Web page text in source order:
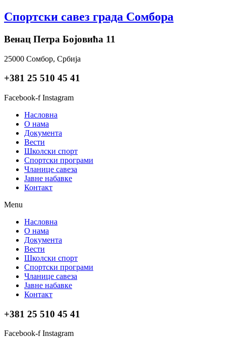
Skip
to
Спортски савез града Сомбора
Венац Петра Бојовића 11
25000 Сомбор, Србија
+381 25 510 45 41
Facebook-f Instagram
Насловна
О нама
Документа
Вести
Школски спорт
Спортски програми
Чланице савеза
Јавне набавке
Контакт
Menu
Насловна
О нама
Документа
Вести
Школски спорт
Спортски програми
Чланице савеза
Јавне набавке
Контакт
+381 25 510 45 41
Facebook-f Instagram